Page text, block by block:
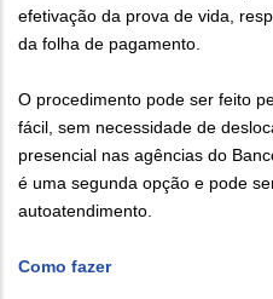
efetivação da prova de vida,
da folha de pagamento.
O procedimento pode ser feito
fácil, sem necessidade de
presencial nas agências do
é uma segunda opção e pode
autoatendimento.
Como fazer